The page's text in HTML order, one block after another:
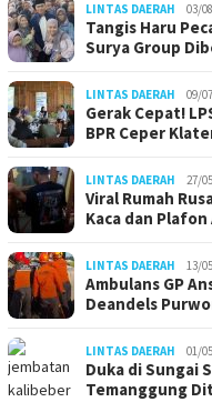
LINTAS DAERAH 03/
Tangis Haru
Surya Group
LINTAS DAERAH 09/
Gerak Cepat!
BPR Ceper
LINTAS DAERAH 27/
Viral Rumah
Kaca dan
LINTAS DAERAH 13/
Ambulans GP
Deandels
LINTAS DAERAH 01/
Duka di Sungai
Temanggung